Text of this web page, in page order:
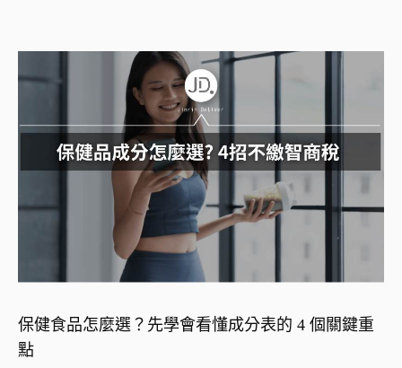
保健食品怎麼選？先學會看懂成分表的 4 個關鍵重
點